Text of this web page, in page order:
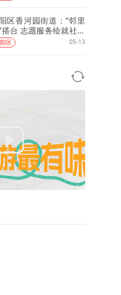
区香河园街道：“邻里
搭台 志愿服务绘就社区
同心圆
区 05-13